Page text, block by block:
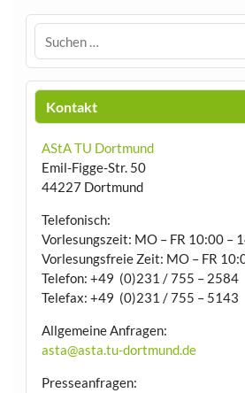
Kontakt
AStA TU Dortmund
Emil-Figge-Str. 50
44227 Dortmund
Telefonisch:
Vorlesungszeit: MO – FR 10:00 –
Vorlesungsfreie Zeit: MO – FR
Telefon: +49 (0)231 / 755 – 2584
Telefax: +49 (0)231 / 755 – 5143
Allgemeine Anfragen:
asta@asta.tu-dortmund.de
Presseanfragen: